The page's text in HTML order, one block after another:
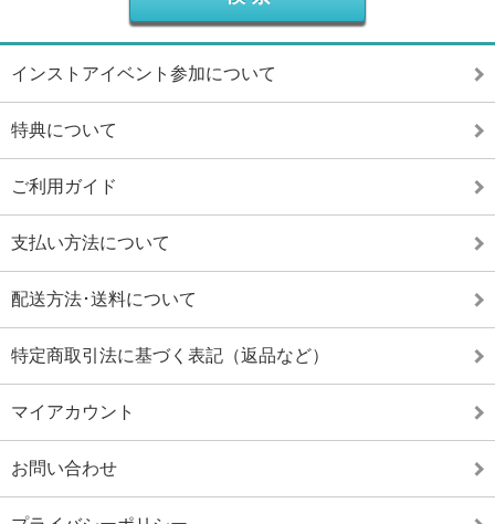
インストアイベント参加について
特典について
ご利用ガイド
支払い方法について
配送方法･送料について
特定商取引法に基づく表記（返品など）
マイアカウント
お問い合わせ